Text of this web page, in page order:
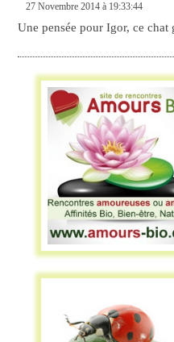
27 Novembre 2014 à 19:33:44
Une pensée pour Igor, ce chat